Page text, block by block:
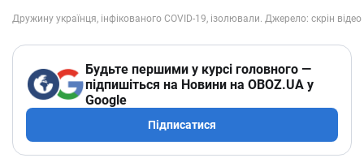
Будьте першими у курсі головного —
підпишіться на Новини на OBOZ.UA у
Google
Підписатися